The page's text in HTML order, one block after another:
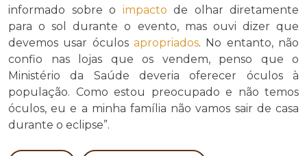
informado sobre o impacto de olhar diretamente
para o sol durante o evento, mas ouvi dizer que
devemos usar óculos apropriados. No entanto, não
confio nas lojas que os vendem, penso que o
Ministério da Saúde deveria oferecer óculos à
população. Como estou preocupado e não temos
óculos, eu e a minha família não vamos sair de casa
durante o eclipse”.